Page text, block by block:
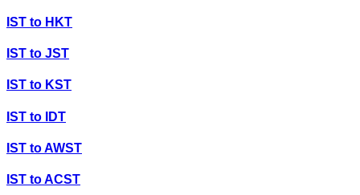
IST to HKT
IST to JST
IST to KST
IST to IDT
IST toAWST
IST toACST